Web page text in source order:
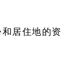
居住地的资